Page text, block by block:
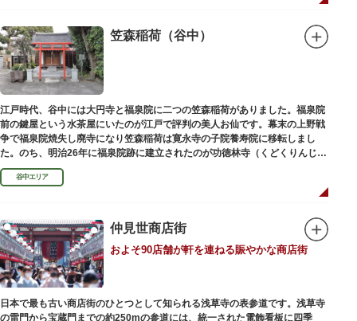
笠森稲荷（谷中）
江戸時代、谷中には大円寺と福泉院に二つの笠森稲荷がありました。福泉院
前の鍵屋という水茶屋にいたのが江戸で評判の美人お仙です。幕末の上野戦
争で福泉院焼失し廃寺になり笠森稲荷は寛永寺の子院養寿院に移転しまし
た。のち、明治26年に福泉院跡に建立されたのが功徳林寺（くどくりんじ）
で、明治末期には稲荷社が祀られました。
谷中エリア
仲見世商店街
およそ90店舗が軒を連ねる賑やかな商店街
日本で最も古い商店街のひとつとして知られる浅草寺の表参道です。浅草寺
の雷門から宝蔵門までの約250mの参道には、統一された電飾看板に四季